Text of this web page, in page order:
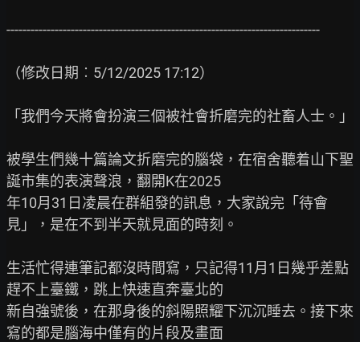
------------------------------------------------------------------------------
（修改日期︰5/12/2025 17:12）
「我們今天將會扮演三個被社會折磨完的社畜人士。」
被學生們幾十篇論文折磨完的腦袋，在宿舍聽着山下聖
誕市集的表演聲浪，翻開K在2025
年10月31日凌晨在群組發的訊息，大家說完「待會
見」，是在不到半天就見面的時刻。
生活忙得連筆記都沒時間寫，只記得11月1日幾乎差點
趕不上臺鐵，跳上快速直奔臺北的
新自強號後，在那身後的斜陽照耀下沉沉睡去。接下來
寫的都是腦海中僅有的片段及畫面